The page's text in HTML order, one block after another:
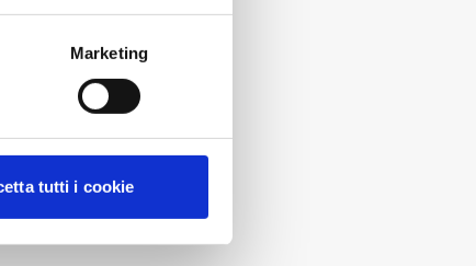
Marketing
tutti i cookie
gestione, l’archiviazione e
i costi associati alla
identità personale
Audit, l’analisi dei
di tutto ciò